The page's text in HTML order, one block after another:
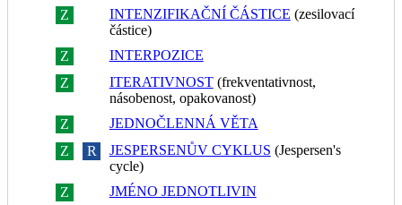
Z
INTENZIFIKAČNÍ ČÁSTICE (zesilovací
částice)
Z
INTERPOZICE
Z
ITERATIVNOST(frekventativnost,
násobenost, opakovanost)
Z
JEDNOČLENNÁ VĚTA
Z
R JESPERSENŮV CYKLUS (Jespersen's
cycle)
Z
JMÉNO JEDNOTLIVIN